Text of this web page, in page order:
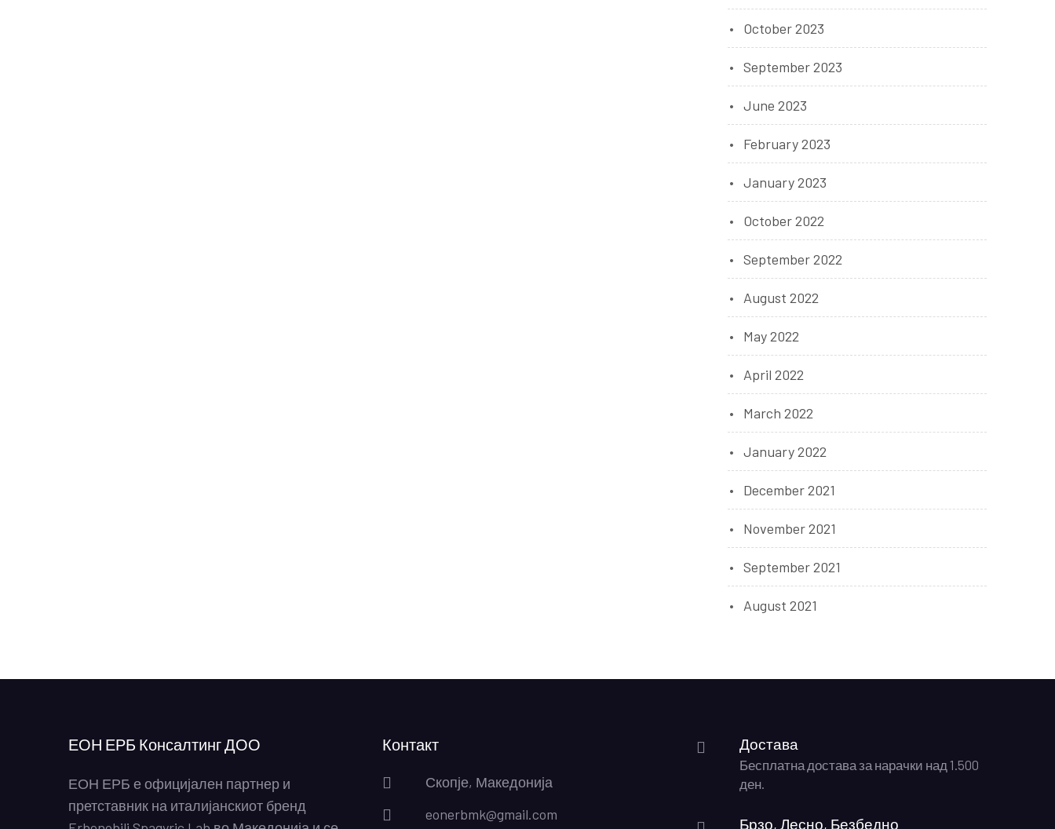
October 2023
September 2023
June 2023
February 2023
January 2023
October 2022
September 2022
August 2022
May 2022
April 2022
March 2022
January 2022
December 2021
November 2021
September 2021
August 2021
ЕОН ЕРБ Консалтинг ДОО
ЕОН ЕРБ е официјален партнер и
претставник на италијанскиот бренд
Контакт
Скопје, Македонија
eonerbmk@gmail.com
Достава
Бесплатна достава за нарачки над 1.500
ден.
Брзо, Лесно, Безбедно